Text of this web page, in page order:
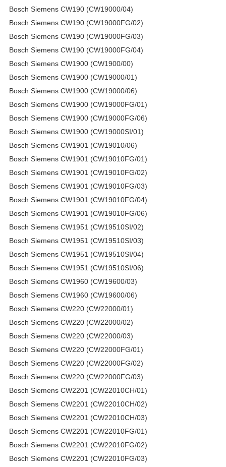
Bosch Siemens CW190 (CW19000/04)
Bosch Siemens CW190 (CW19000FG/02)
Bosch Siemens CW190 (CW19000FG/03)
Bosch Siemens CW190 (CW19000FG/04)
Bosch Siemens CW1900 (CW1900/00)
Bosch Siemens CW1900 (CW19000/01)
Bosch Siemens CW1900 (CW19000/06)
Bosch Siemens CW1900 (CW19000FG/01)
Bosch Siemens CW1900 (CW19000FG/06)
Bosch Siemens CW1900 (CW19000SI/01)
Bosch Siemens CW1901 (CW19010/06)
Bosch Siemens CW1901 (CW19010FG/01)
Bosch Siemens CW1901 (CW19010FG/02)
Bosch Siemens CW1901 (CW19010FG/03)
Bosch Siemens CW1901 (CW19010FG/04)
Bosch Siemens CW1901 (CW19010FG/06)
Bosch Siemens CW1951 (CW19510SI/02)
Bosch Siemens CW1951 (CW19510SI/03)
Bosch Siemens CW1951 (CW19510SI/04)
Bosch Siemens CW1951 (CW19510SI/06)
Bosch Siemens CW1960 (CW19600/03)
Bosch Siemens CW1960 (CW19600/06)
Bosch Siemens CW220 (CW22000/01)
Bosch Siemens CW220 (CW22000/02)
Bosch Siemens CW220 (CW22000/03)
Bosch Siemens CW220 (CW22000FG/01)
Bosch Siemens CW220 (CW22000FG/02)
Bosch Siemens CW220 (CW22000FG/03)
Bosch Siemens CW2201 (CW22010CH/01)
Bosch Siemens CW2201 (CW22010CH/02)
Bosch Siemens CW2201 (CW22010CH/03)
Bosch Siemens CW2201 (CW22010FG/01)
Bosch Siemens CW2201 (CW22010FG/02)
Bosch Siemens CW2201 (CW22010FG/03)